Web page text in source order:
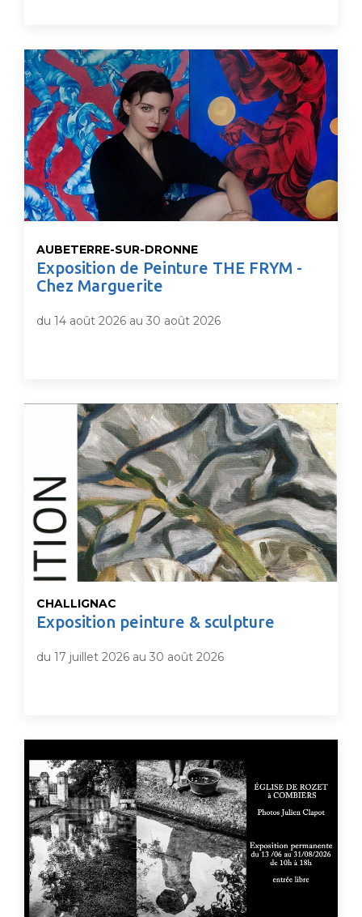
AUBETERRE-SUR-DRONNE
Exposition de Peinture THE FRYM -
Chez Marguerite
du 14 août 2026 au 30 août 2026
CHALLIGNAC
Exposition peinture & sculpture
du 17 juillet 2026 au 30 août 2026